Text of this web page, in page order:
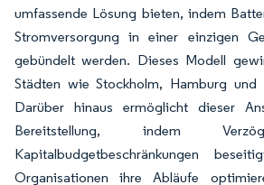
umfassende Lösung bieten, indem
Stromversorgung in einer einzigen
gebündelt werden. Dieses Modell
Städten wie Stockholm, Hamburg und
Darüber hinaus ermöglicht dieser
Bereitstellung, indem
Kapitalbudgetbeschränkungen
Organisationen ihre Abläufe